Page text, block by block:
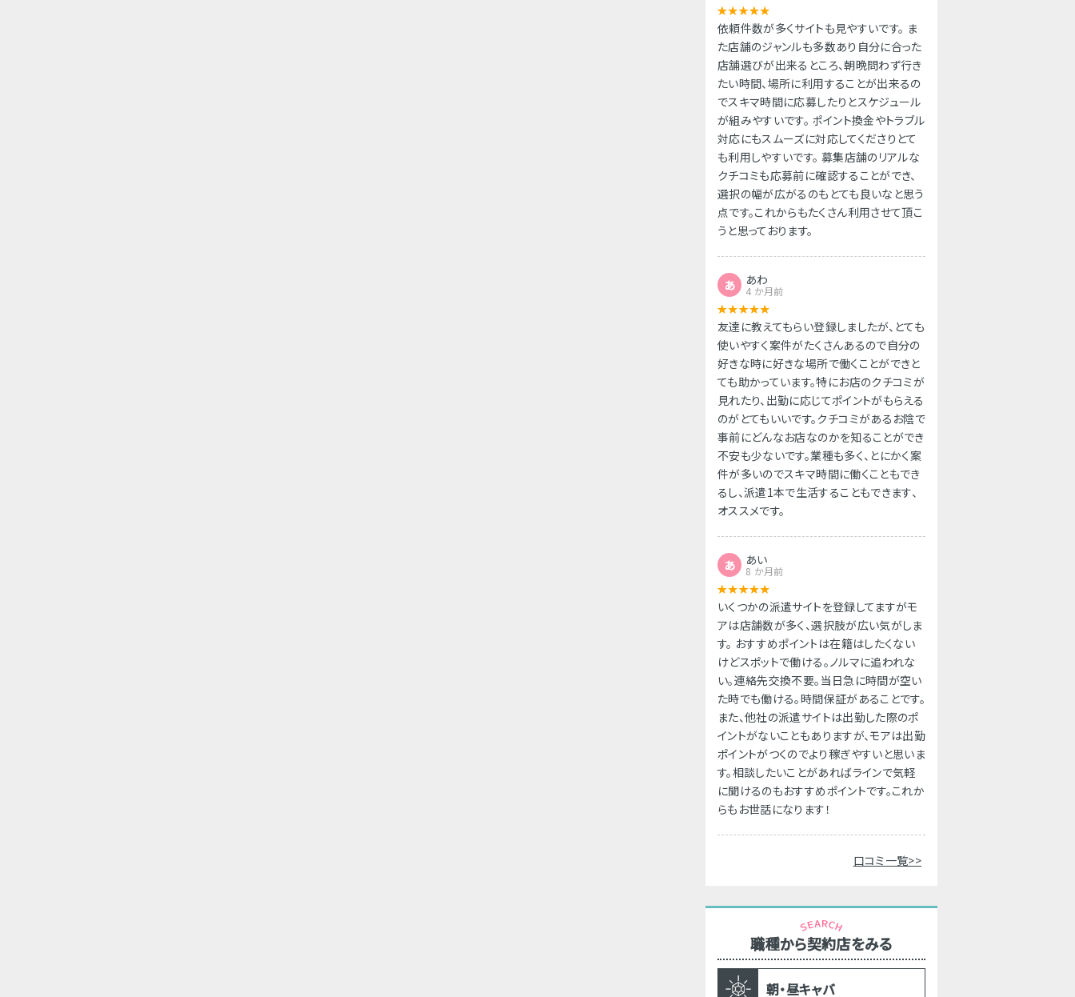
依頼件数が多くサイトも見やすいです。 ま
た店舗のジャンルも多数あり自分に合った
店舗選びが出来るところ、朝晩問わず行き
たい時間、場所に利用することが出来るの
でスキマ時間に応募したりとスケジュール
が組みやすいです。 ポイント換金やトラブル
対応にもスムーズに対応してくださりとて
も利用しやすいです。 募集店舗のリアルな
クチコミも応募前に確認することができ、
選択の幅が広がるのもとても良いなと思う
点です。これからもたくさん利用させて頂こ
うと思っております。
あ あわ
4 か月前
友達に教えてもらい登録しましたが、とても
使いやすく案件がたくさんあるので自分の
好きな時に好きな場所で働くことができと
ても助かっています。特にお店のクチコミが
見れたり、出勤に応じてポイントがもらえる
のがとてもいいです。クチコミがあるお陰で
事前にどんなお店なのかを知ることができ
不安も少ないです。業種も多く、とにかく案
件が多いのでスキマ時間に働くこともでき
るし、派遣1本で生活することもできます、
オススメです。
あ あい
8 か月前
いくつかの派遣サイトを登録してますがモ
アは店舗数が多く、選択肢が広い気がしま
す。 おすすめポイントは在籍はしたくない
けどスポットで働ける。ノルマに追われな
い。連絡先交換不要。当日急に時間が空い
た時でも働ける。時間保証があることです。
また、他社の派遣サイトは出勤した際のポ
イントがないこともありますが、モアは出勤
ポイントがつくのでより稼ぎやすいと思いま
す。相談したいことがあればラインで気軽
に聞けるのもおすすめポイントです。これか
らもお世話になります！
口コミ一覧>>
職種から契約店をみる
朝・昼キャバ